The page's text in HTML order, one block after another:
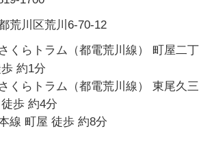
荒川区荒川6-70-12
くらトラム（都電荒川線） 町屋二丁
約1分
くらトラム（都電荒川線） 東尾久三
歩 約4分
線 町屋 徒歩 約8分